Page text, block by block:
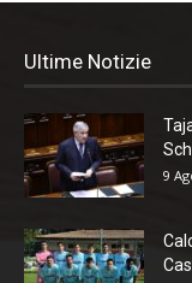
Ultime Notizie
9